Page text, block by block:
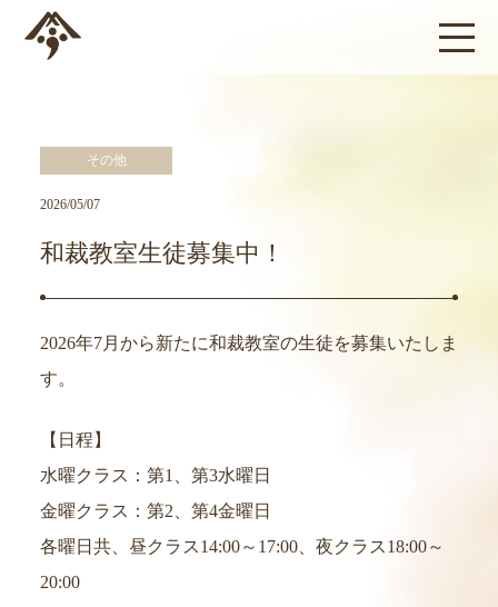
その他
和裁教室生徒募集中！
2026/05/07
2026年7月から新たに和裁教室の生徒を募集いたしま
す。
【日程】
水曜クラス：第1、第3水曜日
金曜クラス：第2、第4金曜日
各曜日共、昼クラス14:00～17:00、夜クラス18:00～
20:00